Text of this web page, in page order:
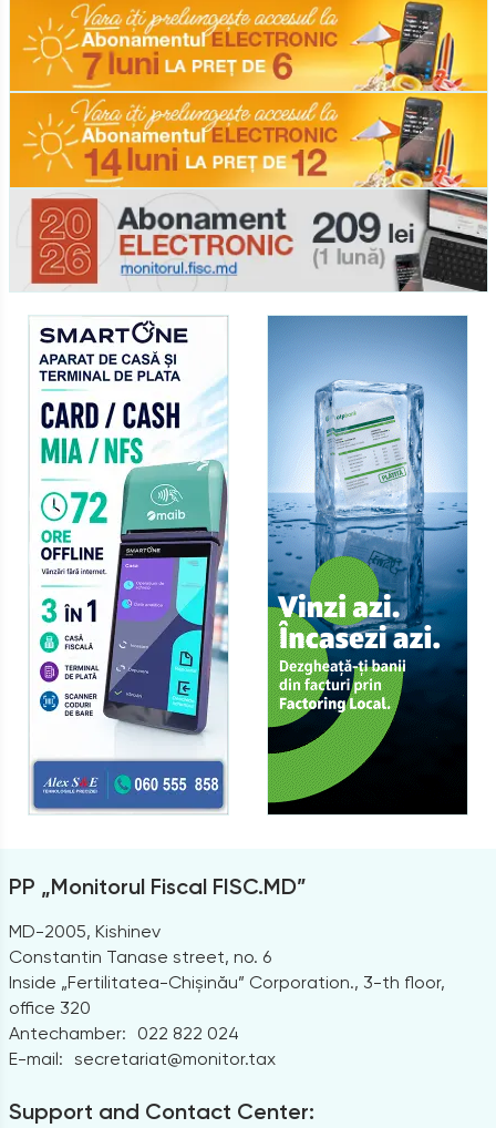
PP „Monitorul Fiscal FISC.MD”
MD-2005, Kishinev
Constantin Tanase street, no. 6
Inside „Fertilitatea-Chișinău” Corporation., 3-th floor,
office 320
Antechamber:
022 822 024
E-mail: secretariat@monitor.tax
Support and Contact Center: